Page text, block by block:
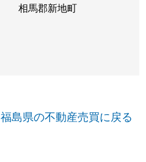
相馬郡新地町
福島県の不動産売買に戻る